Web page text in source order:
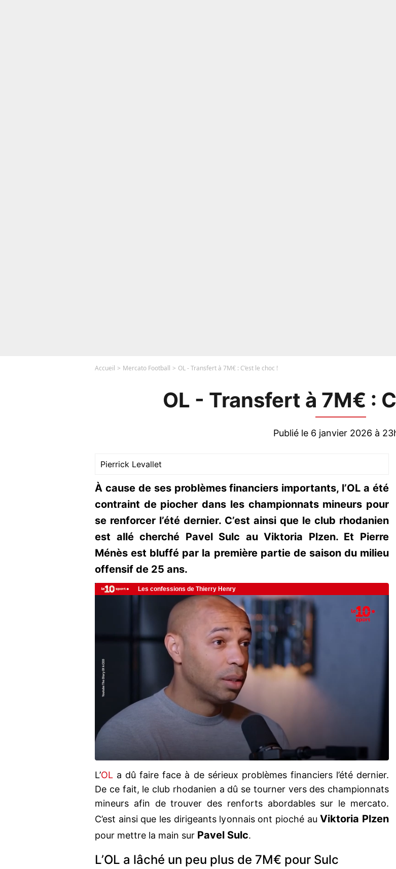
Accueil Mercato Football OL - Transfert à 7M€ : C’est le choc !
OL - Transfert à 7M€ :
Publié le 6 janvier 2026 à
Pierrick Levallet
À cause de ses problèmes financiers importants, l’OL a été
contraint de piocher dans les championnats mineurs pour
se renforcer l’été dernier. C’est ainsi que le club rhodanien
est allé cherché Pavel Sulc au Viktoria Plzen. Et Pierre
Ménès est bluffé par la première partie de saison du milieu
offensif de 25 ans.
L’OL a dû faire face à de sérieux problèmes financiers l’été dernier.
De ce fait, le club rhodanien a dû se tourner vers des championnats
mineurs afin de trouver des renforts abordables sur le mercato.
C’est ainsi que les dirigeants lyonnais ont pioché auViktoria Plzen
pour mettre la main sur Pavel Sulc.
L’OL a lâché un peu plus de 7M€ pour Sulc